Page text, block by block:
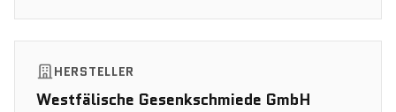
HERSTELLER
Westfälische Gesenkschmiede GmbH